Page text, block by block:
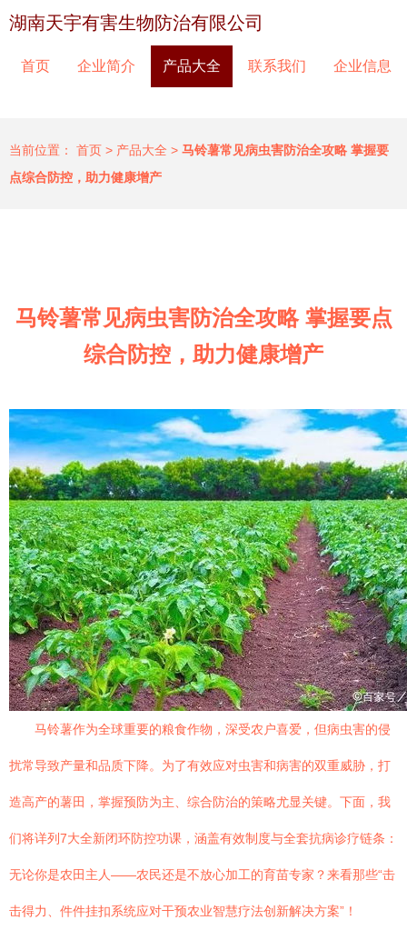
湖南天宇有害生物防治有限公司
首页 企业简介 产品大全 联系我们 企业信息
当前位置： 首页 > 产品大全 > 马铃薯常见病虫害防治全攻略 掌握要
点综合防控，助力健康增产
马铃薯常见病虫害防治全攻略 掌握要点
综合防控，助力健康增产
马铃薯作为全球重要的粮食作物，深受农户喜爱，但病虫害的侵
扰常导致产量和品质下降。为了有效应对虫害和病害的双重威胁，打
造高产的薯田，掌握预防为主、综合防治的策略尤显关键。下面，我
们将详列7大全新闭环防控功课，涵盖有效制度与全套抗病诊疗链条：
无论你是农田主人——农民还是不放心加工的育苗专家？来看那些“击
击得力、件件挂扣系统应对干预农业智慧疗法创新解决方案”！